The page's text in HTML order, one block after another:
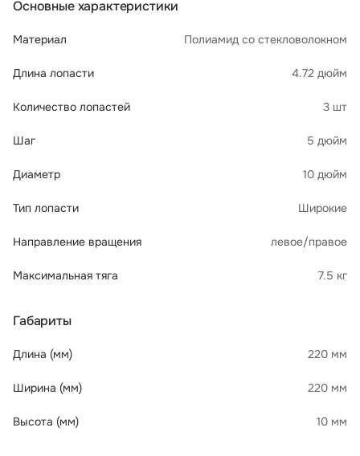
Основные характеристики
Материал Полиамид со стекловолокном
Длина лопасти 4.72 дюйм
Количество лопастей 3 шт
Шаг 5 дюйм
Диаметр 10 дюйм
Тип лопасти Широкие
Направление вращения левое/правое
Максимальная тяга 7.5 кг
Габариты
Длина (мм) 220 мм
Ширина (мм) 220 мм
Высота (мм) 10 мм